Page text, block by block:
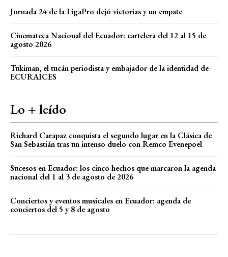
Jornada 24 de la LigaPro dejó victorias y un empate
Cinemateca Nacional del Ecuador: cartelera del 12 al 15 de
agosto 2026
Tukiman, el tucán periodista y embajador de la identidad de
ECURAICES
Lo + leído
Richard Carapaz conquista el segundo lugar en la Clásica de
San Sebastián tras un intenso duelo con Remco Evenepoel
Sucesos en Ecuador: los cinco hechos que marcaron la agenda
nacional del 1 al 3 de agosto de 2026
Conciertos y eventos musicales en Ecuador: agenda de
conciertos del 5 y 8 de agosto